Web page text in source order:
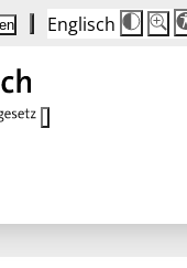
Englisch
Die
100%